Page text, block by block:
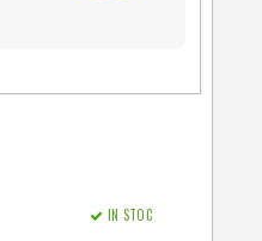
IN STOC